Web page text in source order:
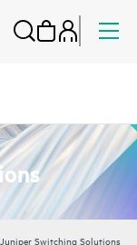
Juniper Switching Solutions